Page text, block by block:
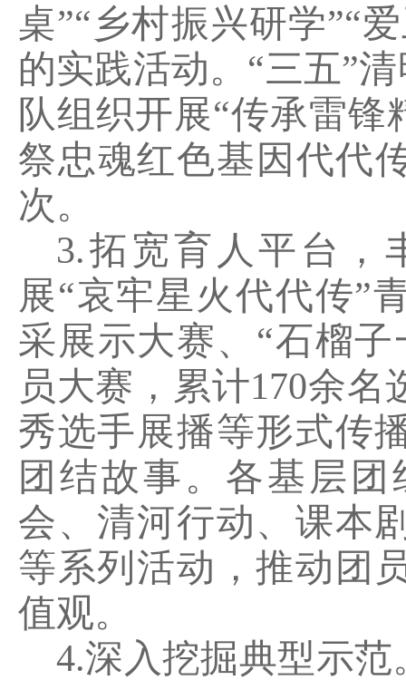
桌”“乡村振兴研学”“
的实践活动。 “三五”
队组织开展“传承雷锋
祭忠魂红色基因代代
次。
3.拓宽育人平台，
展“哀牢星火代代传”
采展示大赛、 “石榴子
员大赛，累计170余名
秀选手展播等形式传
团结故事。各基层
会、清河行动、课本
等系列活动，推动团
值观。
4.深入挖掘典型示